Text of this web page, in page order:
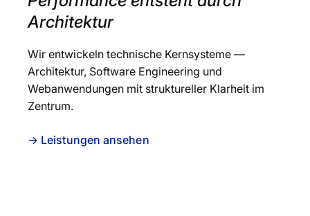
Architektur
Wir entwickeln technische Kernsysteme —
Architektur, Software Engineering und
Webanwendungen mit struktureller Klarheit im
Zentrum.
→ Leistungen ansehen